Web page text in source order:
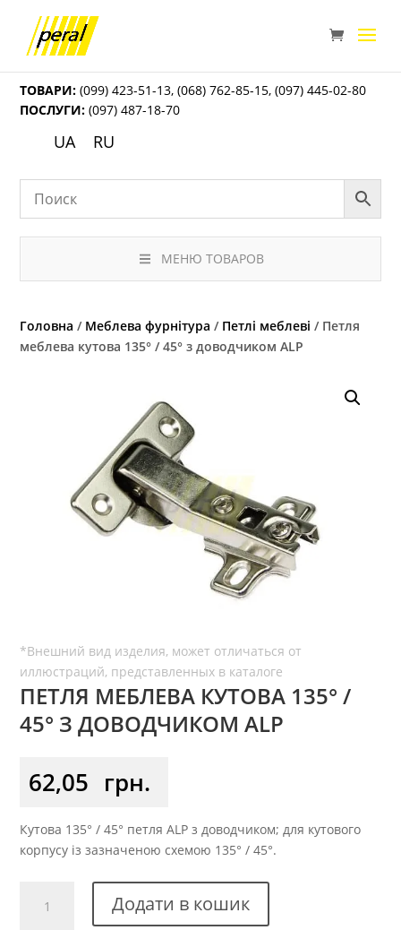
ТОВАРИ: (099) 423-51-13,(068) 762-85-15,(097) 445-02-80
ПОСЛУГИ: (097) 487-18-70
UA RU
МЕНЮ ТОВАРОВ
Головна / Меблева фурнітура / Петлі меблеві / Петля
меблева кутова 135° / 45° з доводчиком ALP
ПЕТЛЯ МЕБЛЕВА КУТОВА 135° /
45° З ДОВОДЧИКОМ ALP
62,05 грн.
Кутова 135° / 45° петля ALP з доводчиком; для кутового
корпусу із зазначеною схемою 135° / 45°.
меблева
Додати в кошик